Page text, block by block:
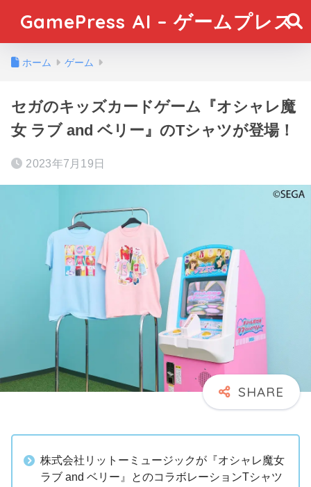
GamePress AI – ゲームプレス
ホーム ゲーム
セガのキッズカードゲーム『オシャレ魔
女 ラブ and ベリー』のTシャツが登場！
2023年7月19日
株式会社リットーミュージックが『オシャレ魔女
ラブ and ベリー』とのコラボレーションTシャツ